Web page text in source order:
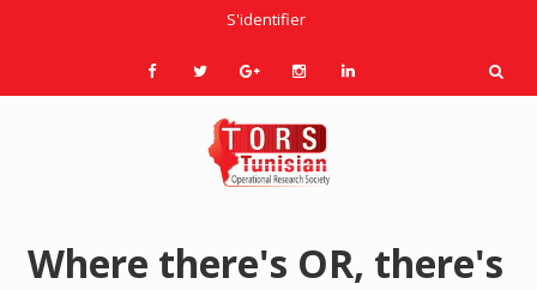
S'identifier
Where there's OR, there's